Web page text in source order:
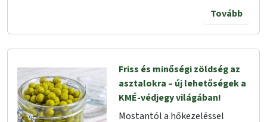
Tovább
Friss és minőségi zöldség az
asztalokra – új lehetőségek a
KMÉ-védjegy világában!
Mostantól a hőkezeléssel